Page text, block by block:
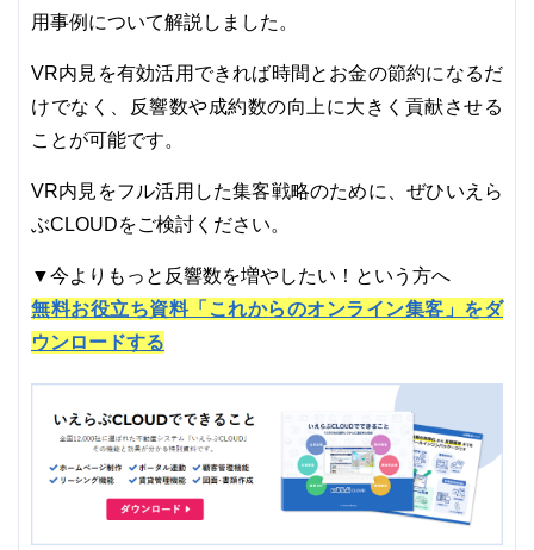
用事例について解説しました。
VR内見を有効活用できれば時間とお金の節約になるだ
けでなく、反響数や成約数の向上に大きく貢献させる
ことが可能です。
VR内見をフル活用した集客戦略のために、ぜひいえら
ぶCLOUDをご検討ください。
▼今よりもっと反響数を増やしたい！という方へ
無料お役立ち資料「これからのオンライン集客」をダ
ウンロードする